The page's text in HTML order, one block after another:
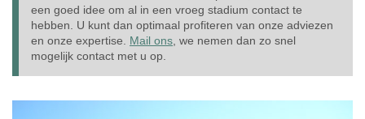
een goed idee om al in een vroeg stadium contact te
hebben. U kunt dan optimaal profiteren van onze adviezen
en onze expertise. Mail ons , we nemen dan zo snel
mogelijk contact met u op.